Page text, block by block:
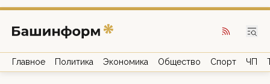
Главное Политика Экономика Общество Спорт ЧП